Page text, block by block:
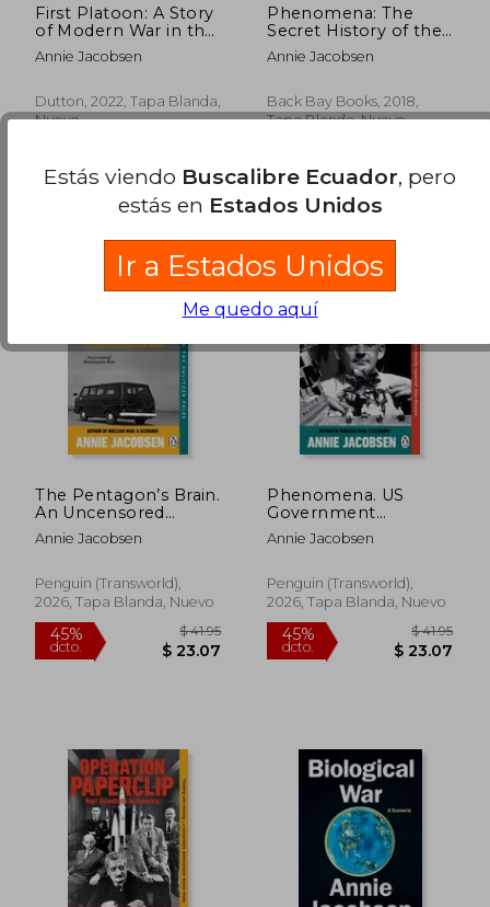
$ 63.39
$ 38.03
45%
dcto.
First Platoon: A Story
of Modern War in the
Age of Identity
Dominance (en
Annie Jacobsen
Dutton, 2022, Tapa Blanda,
Nuevo
45%
dcto. $ 27.58
Phenomena: The
Secret History of the
U. Se Government's
Investigations Into
Perception and
Psychokinesis (en
Annie Jacobsen
Back Bay Books, 2018,
Tapa Blanda, Nuevo
40%
dcto.
The Pentagon’s Brain.
An Uncensored
History of DARPA
Annie Jacobsen
Penguin (Transworld),
2026, Tapa Blanda, Nuevo
Phenomena. US
Government
Investigations into
ESP and
Annie Jacobsen
Penguin (Transworld),
2026, Tapa Blanda, Nuevo
Estás viendo Buscalibre Ecuador, pero
estás en Estados Unidos
Ir a Estados Unidos
Me quedo aquí